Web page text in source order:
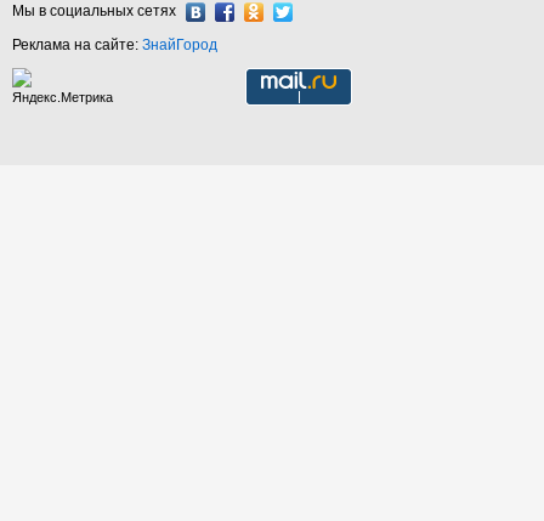
Мы в социальных сетях
Реклама на сайте: ЗнайГород